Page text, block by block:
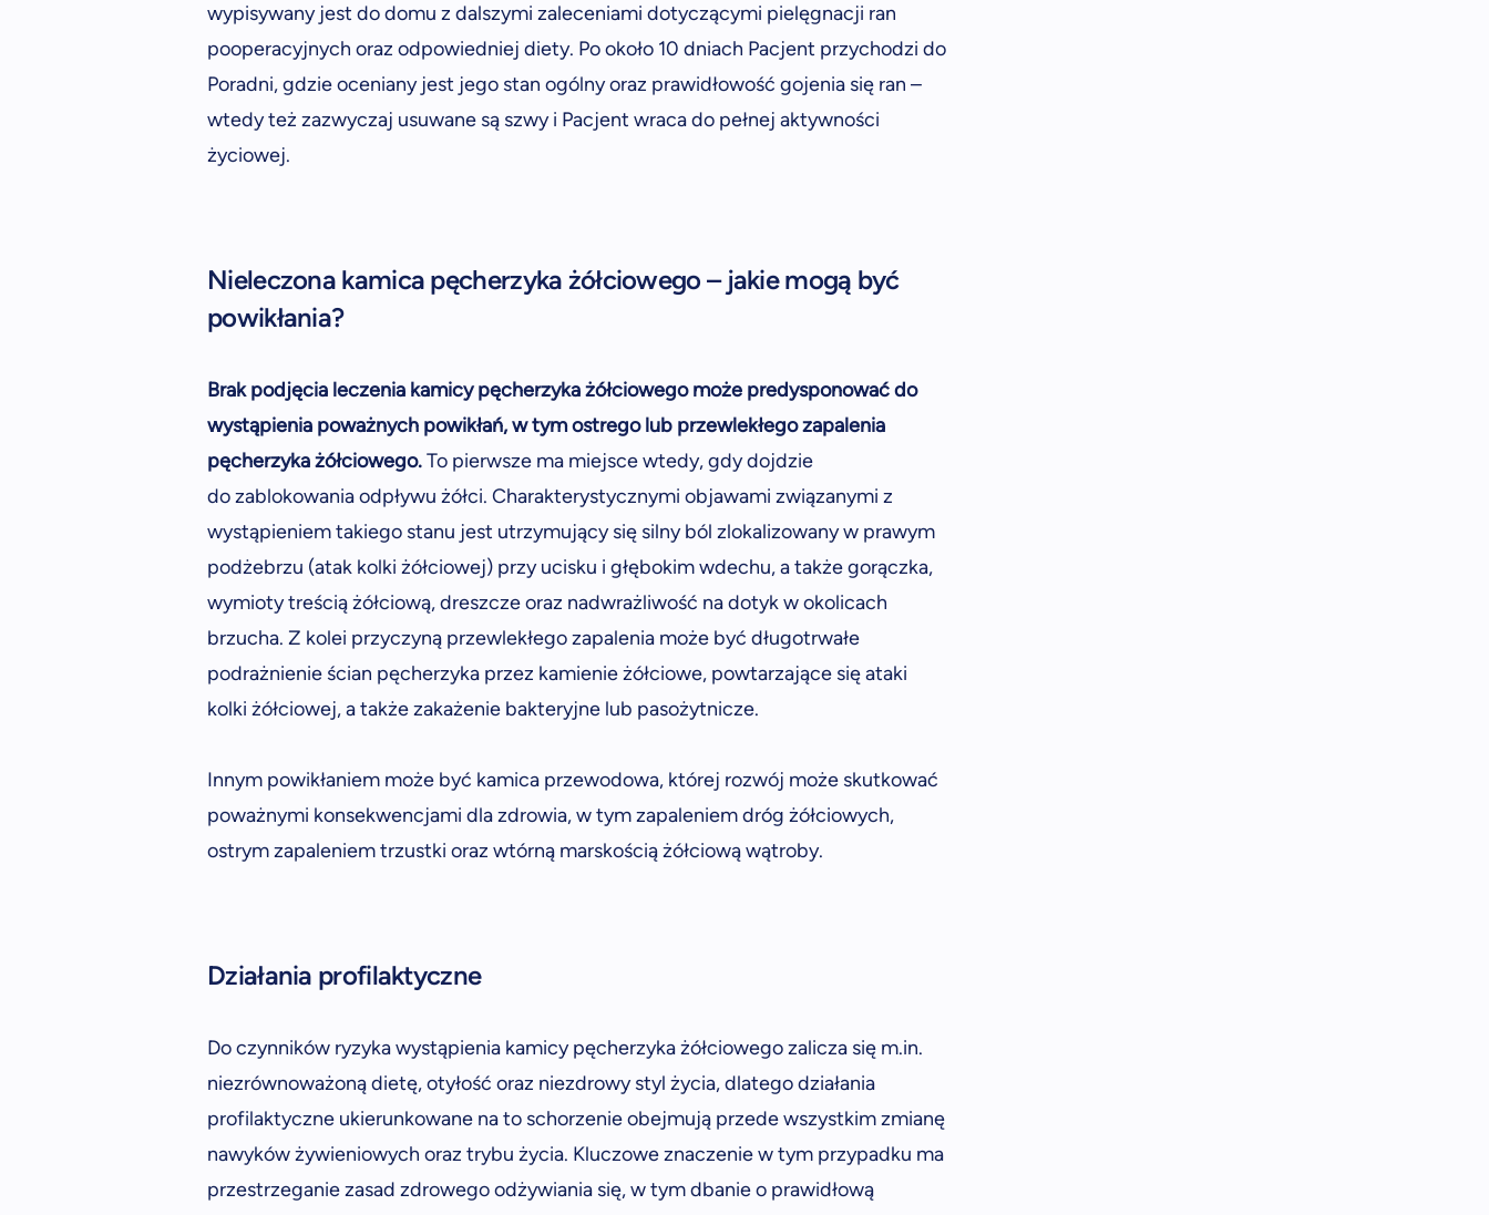
wypisywany jest do domu z dalszymi zaleceniami dotyczącymi pielęgnacji ran
pooperacyjnych oraz odpowiedniej diety. Po około 10 dniach Pacjent przychodzi do
Poradni, gdzie oceniany jest jego stan ogólny oraz prawidłowość gojenia się ran –
wtedy też zazwyczaj usuwane są szwy i Pacjent wraca do pełnej aktywności
życiowej.
Nieleczona kamica pęcherzyka żółciowego – jakie mogą być
powikłania?
Brak podjęcia leczenia kamicy pęcherzyka żółciowego może predysponować do
wystąpienia poważnych powikłań, w tym ostrego lub przewlekłego zapalenia
pęcherzyka żółciowego.To pierwsze ma miejsce wtedy, gdy dojdzie
do zablokowania odpływu żółci. Charakterystycznymi objawami związanymi z
wystąpieniem takiego stanu jest utrzymujący się silny ból zlokalizowany w prawym
podżebrzu (atak kolki żółciowej) przy ucisku i głębokim wdechu, a także gorączka,
wymioty treścią żółciową, dreszcze oraz nadwrażliwość na dotyk w okolicach
brzucha. Z kolei przyczyną przewlekłego zapalenia może być długotrwałe
podrażnienie ścian pęcherzyka przez kamienie żółciowe, powtarzające się ataki
kolki żółciowej, a także zakażenie bakteryjne lub pasożytnicze.
Innym powikłaniem może być kamica przewodowa, której rozwój może skutkować
poważnymi konsekwencjami dla zdrowia, w tym zapaleniem dróg żółciowych,
ostrym zapaleniem trzustki oraz wtórną marskością żółciową wątroby.
Działania profilaktyczne
Do czynników ryzyka wystąpienia kamicy pęcherzyka żółciowego zalicza się m.in.
niezrównoważoną dietę, otyłość oraz niezdrowy styl życia, dlatego działania
profilaktyczne ukierunkowane na to schorzenie obejmują przede wszystkim zmianę
nawyków żywieniowych oraz trybu życia. Kluczowe znaczenie w tym przypadku ma
przestrzeganie zasad zdrowego odżywiania się, w tym dbanie o prawidłową